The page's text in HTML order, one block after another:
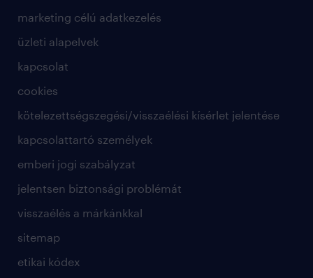
marketing célú adatkezelés
üzleti alapelvek
kapcsolat
cookies
kötelezettségszegési/visszaélési kísérlet jelentése
kapcsolattartó személyek
emberi jogi szabályzat
jelentsen biztonsági problémát
visszaélés a márkánkkal
sitemap
etikai kódex